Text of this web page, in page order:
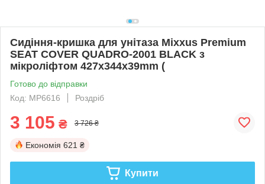
Сидіння-кришка для унітаза Mixxus Premium
SEAT COVER QUADRO-2001 BLACK з
мікроліфтом 427х344х39mm (
Готово до відправки
Код: MP6616
Роздріб
3 105 ₴ 3 726 ₴
Економія 621 ₴
Купити